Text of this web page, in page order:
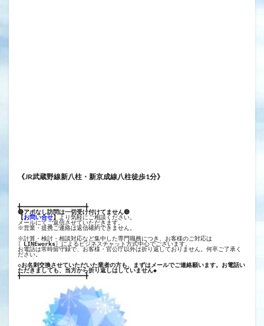
《JR武蔵野線新八柱・新京成線八柱徒歩1分》
╋━━━━━━━━━━━━━━━━━━╋
🔴アポなし訪問は一切受け付けてません🔴
【お問い合せ】より気軽にご相談ください。
メールにてご返信させていただきます。
※営業・提携ご連絡は返信確約できません。
※計算・検討・相談対応など集中した専門職務につき、お客様のご対応は
〖 LINEworks〗によるビジネスチャット方式中心でございます。
お電話は常時留守録で、お客様・官公庁以外は折り返しておりません。何卒ご了承く
ださい。
◇お名刺交換させていただいた業者の方も、まずはメールでご連絡願います。お電話い
ただきましても、当方から折り返しはしていません◆
╋━━━━━━━━━━━━━━━━━━╋